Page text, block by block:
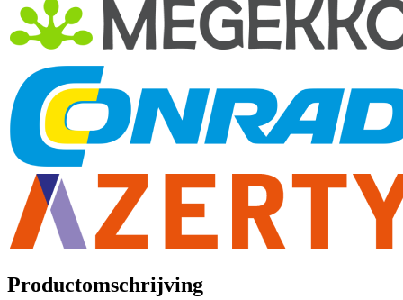
Productomschrijving